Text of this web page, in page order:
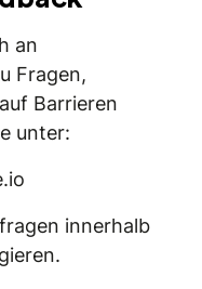
an
Fragen,
Barrieren
unter:
innerhalb